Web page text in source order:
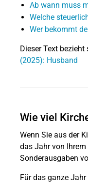
Ab wann muss
Welche
Wer bekommt
Dieser Text
(2025): Husband
Wie viel
Wenn Sie aus der
das Jahr von
Sonderausgaben
Für das ganze